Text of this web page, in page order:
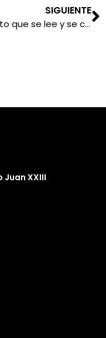
SIGUIENTE
Talento que se lee y se crea: nuestras alumnas conquistaron concursos literarios nacionales
Juan XXIII